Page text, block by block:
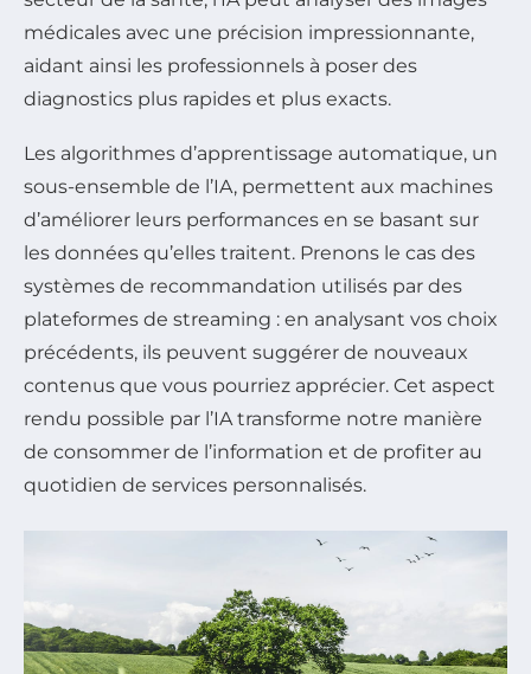
médicales avec une précision impressionnante,
aidant ainsi les professionnels à poser des
diagnostics plus rapides et plus exacts.
Les algorithmes d’apprentissage automatique, un
sous-ensemble de l’IA, permettent aux machines
d’améliorer leurs performances en se basant sur
les données qu’elles traitent. Prenons le cas des
systèmes de recommandation utilisés par des
plateformes de streaming : en analysant vos choix
précédents, ils peuvent suggérer de nouveaux
contenus que vous pourriez apprécier. Cet aspect
rendu possible par l’IA transforme notre manière
de consommer de l’information et de profiter au
quotidien de services personnalisés.